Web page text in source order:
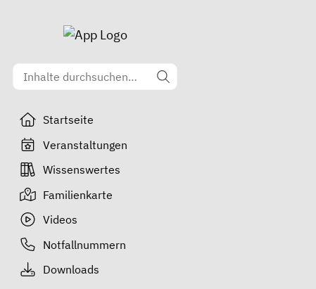
Startseite
Veranstaltungen
Wissenswertes
Familienkarte
Videos
Notfallnummern
Downloads